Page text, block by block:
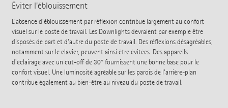
Éviter l'éblouissement
L'absence d'éblouissement par réflexion contribue largement au confort
visuel sur le poste de travail. Les Downlights devraient par exemple être
disposés de part et d'autre du poste de travail. Des réflexions désagréables,
notamment sur le clavier, peuvent ainsi être évitées. Des appareils
d'éclairage avec un cut-off de 30° fournissent une bonne base pour le
confort visuel. Une luminosité agréable sur les parois de l'arrière-plan
contribue également au bien-être au niveau du poste de travail.